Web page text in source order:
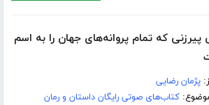
که تمام پروانه‌های جهان را به اسم
پژمان رضایی
کتاب‌های صوتی رایگان داستان و رمان